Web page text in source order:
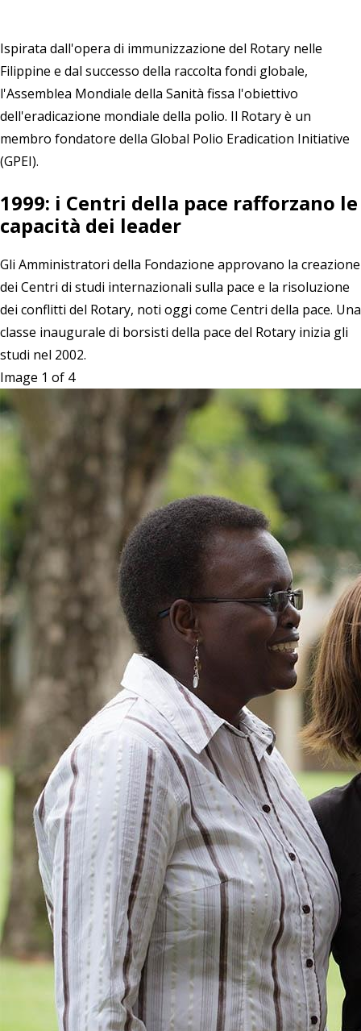
Ispirata dall'opera di immunizzazione del Rotary nelle
Filippine e dal successo della raccolta fondi globale,
l'Assemblea Mondiale della Sanità fissa l'obiettivo
dell'eradicazione mondiale della polio. Il Rotary è un
membro fondatore della Global Polio Eradication Initiative
(GPEI).
1999: i Centri della pace rafforzano le
capacità dei leader
Gli Amministratori della Fondazione approvano la creazione
dei Centri di studi internazionali sulla pace e la risoluzione
dei conflitti del Rotary, noti oggi come Centri della pace. Una
classe inaugurale di borsisti della pace del Rotary inizia gli
studi nel 2002.
Image 1 of 4